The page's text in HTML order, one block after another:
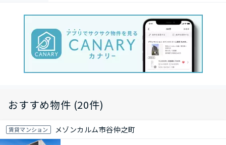
おすすめ物件 (20件)
賃貸マンション メゾンカルム市谷仲之町